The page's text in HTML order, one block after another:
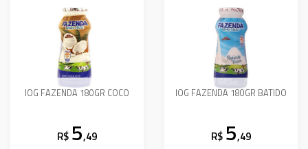
IOG FAZENDA 180GR COCO
R$ 5,49
IOG FAZENDA 180GR BATIDO
R$ 5,49